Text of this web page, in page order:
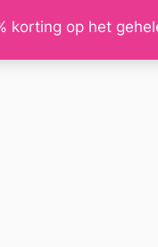
korting op het